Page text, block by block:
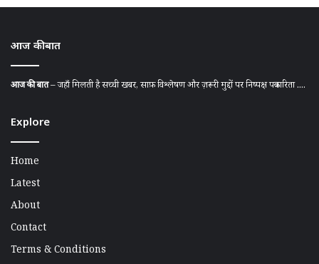
आज की बात
आज की बात– जहाँ मिलती है सच्ची खबर, साफ़ विश्लेषण और ज़रूरी मुद्दों पर निष्पक्ष पत्रकारिता ....
Explore
Home
Latest
About
Contact
Terms & Conditions